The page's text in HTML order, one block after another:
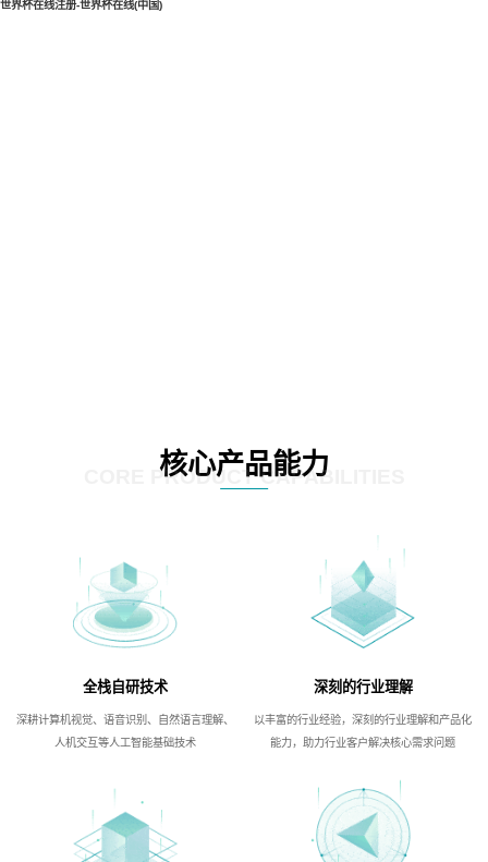
世界杯在线注册-世界杯在线(中国)
核心产品能力
CORE PRODUCT CAPABILITIES
全栈自研技术
深耕计算机视觉、语音识别、自然语言理解、
人机交互等人工智能基础技术
深刻的行业理解
以丰富的行业经验，深刻的行业理解和产品化
能力，助力行业客户解决核心需求问题